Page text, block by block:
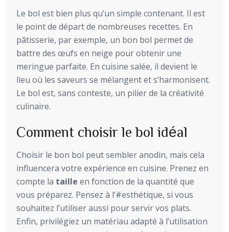
Le bol est bien plus qu’un simple contenant. Il est
le point de départ de nombreuses recettes. En
pâtisserie, par exemple, un bon bol permet de
battre des œufs en neige pour obtenir une
meringue parfaite. En cuisine salée, il devient le
lieu où les saveurs se mélangent et s’harmonisent.
Le bol est, sans conteste, un pilier de la créativité
culinaire.
Comment choisir le bol idéal
Choisir le bon bol peut sembler anodin, mais cela
influencera votre expérience en cuisine. Prenez en
compte la taille en fonction de la quantité que
vous préparez. Pensez à l’#esthétique, si vous
souhaitez l’utiliser aussi pour servir vos plats.
Enfin, privilégiez un matériau adapté à l’utilisation